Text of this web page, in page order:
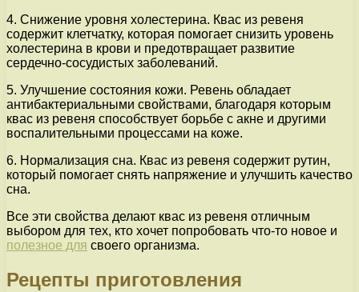
4. Снижение уровня холестерина. Квас из ревеня
содержит клетчатку, которая помогает снизить уровень
холестерина в крови и предотвращает развитие
сердечно-сосудистых заболеваний.
5. Улучшение состояния кожи. Ревень обладает
антибактериальными свойствами, благодаря которым
квас из ревеня способствует борьбе с акне и другими
воспалительными процессами на коже.
6. Нормализация сна. Квас из ревеня содержит рутин,
который помогает снять напряжение и улучшить качество
сна.
Все эти свойства делают квас из ревеня отличным
выбором для тех, кто хочет попробовать что-то новое и
полезное для своего организма.
Рецепты приготовления